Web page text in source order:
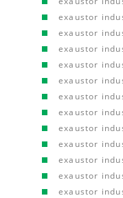
exaustor
exaustor
exaustor
exaustor
exaustor
exaustor
exaustor
exaustor
exaustor
exaustor
exaustor
exaustor